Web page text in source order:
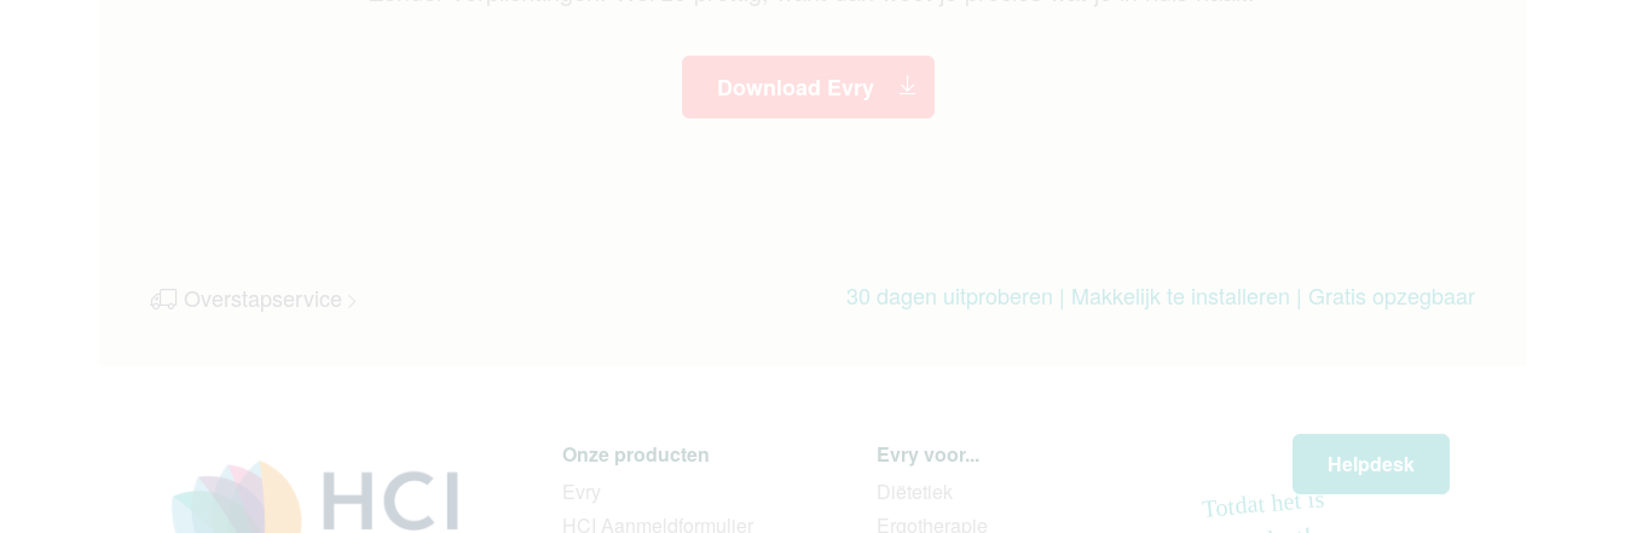
Download Evry
30 dagen uitproberen | Makkelijk te installeren | Gratis opzegbaar
Overstapservice
Onze producten
Evry
HCI Aanmeldformulier
Evry voor...
Diëtetiek
Ergotherapie
Helpdesk
Totdat het is